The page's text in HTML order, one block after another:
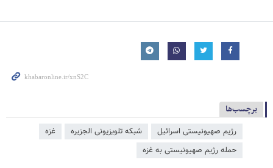
برچسب‌ها
رژیم صهیونیستی اسرائیل شبکه تلویزیونی الجزیره
غزه
حمله رژیم صهیونیستی به غزه